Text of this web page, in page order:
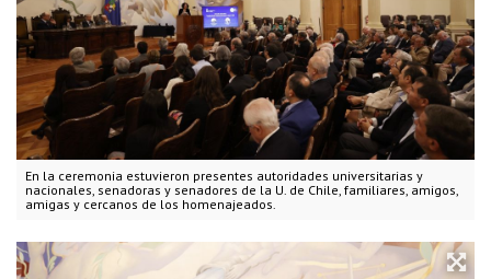
En la ceremonia estuvieron presentes autoridades universitarias y
nacionales, senadoras y senadores de la U. de Chile, familiares, amigos,
amigas y cercanos de los homenajeados.